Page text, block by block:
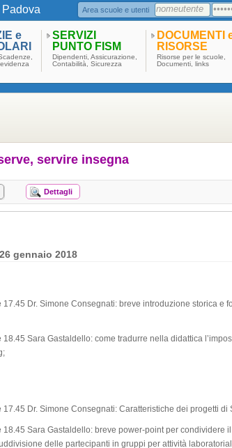
Area scuole e utenti
e
SERVIZI
PUNTO FISM
Dipendenti, Assicurazione,
Contabilità, Sicurezza
DOCUMENTI
RISORSE
Risorse per le scuole,
Documenti, links
servire insegna
Dettagli
26 gennaio 2018
Dr. Simone Consegnati: breve introduzione storica e
Sara Gastaldello: come tradurre nella didattica
17.45 Dr. Simone Consegnati: Caratteristiche dei progetti di
18.45 Sara Gastaldello: breve power-point per condividere il
delle partecipanti in gruppi per attività